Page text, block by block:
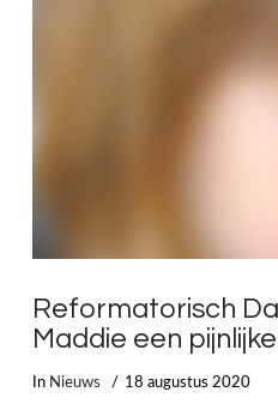
Reformatorisch
Maddie een
In Nieuws 18 augustus 2020